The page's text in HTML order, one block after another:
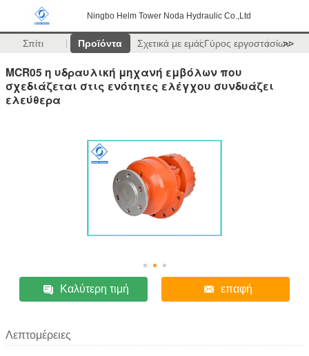
Ningbo Helm Tower Noda Hydraulic Co.,Ltd
Σπίτι Προϊόντα Σχετικά με εμάςΓύρος εργοστασίων
>>
MCR05 η υδραυλική μηχανή εμβόλων που
σχεδιάζεται στις ενότητες ελέγχου συνδυάζει
ελεύθερα
Καλύτερη τιμή επαφή
Λεπτομέρειες